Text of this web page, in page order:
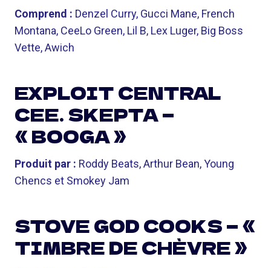
Comprend : Denzel Curry, Gucci Mane, French
Montana, CeeLo Green, Lil B, Lex Luger, Big Boss
Vette, Awich
EXPLOIT CENTRAL
CEE. SKEPTA —
« BOOGA »
Produit par : Roddy Beats, Arthur Bean, Young
Chencs et Smokey Jam
STOVE GOD COOKS — «
TIMBRE DE CHÈVRE »